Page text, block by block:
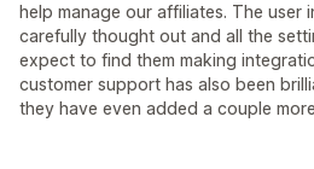
help manage our affiliates. The user
carefully thought out and all the
expect to find them making
customer support has also been
they have even added a couple